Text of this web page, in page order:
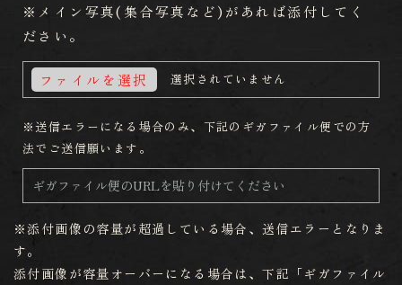
※メイン写真(集合写真など)があれば添付してく
ださい。
ファイルを選択 選択されていません
※送信エラーになる場合のみ、下記のギガファイル便での方
法でご送信願います。
※添付画像の容量が超過している場合、送信エラーとなりま
す。
添付画像が容量オーバーになる場合は、下記「ギガファイル